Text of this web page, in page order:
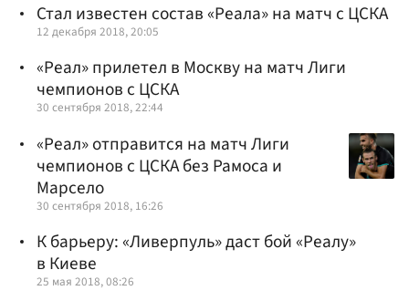
Стал известен состав «Реала» на матч с ЦСКА
12 декабря 2018, 20:05
«Реал» прилетел в Москву на матч Лиги
чемпионов с ЦСКА
30 сентября 2018, 22:44
«Реал» отправится на матч Лиги
чемпионов с ЦСКА без Рамоса и
Марсело‍
30 сентября 2018, 16:26
К барьеру: «Ливерпуль» даст бой «Реалу»
в Киеве
25 мая 2018, 08:26